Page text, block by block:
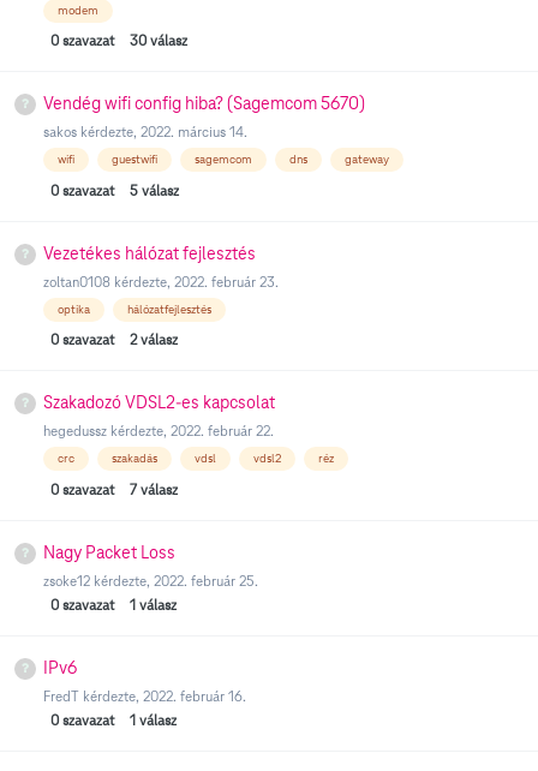
modem
0 szavazat 30 válasz
Vendég wifi config hiba? (Sagemcom 5670)
sakos kérdezte, 2022. március 14.
wifi guestwifi sagemcom dns gateway
0 szavazat 5 válasz
Vezetékes hálózat fejlesztés
zoltan0108 kérdezte, 2022. február 23.
optika hálózatfejlesztés
0 szavazat 2 válasz
Szakadozó VDSL2-es kapcsolat
hegedussz kérdezte, 2022. február 22.
crc szakadás vdsl vdsl2 réz
0 szavazat 7 válasz
Nagy Packet Loss
zsoke12 kérdezte, 2022. február 25.
0 szavazat 1 válasz
IPv6
FredT kérdezte, 2022. február 16.
0 szavazat 1 válasz